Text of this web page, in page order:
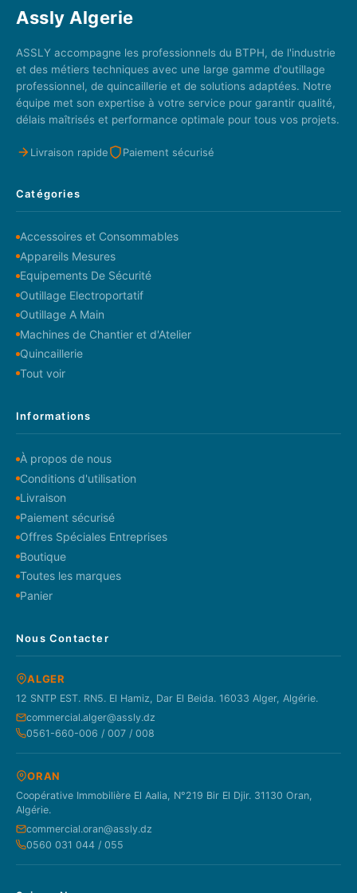
Assly Algerie
ASSLY accompagne les professionnels du BTPH, de l'industrie
et des métiers techniques avec une large gamme d'outillage
professionnel, de quincaillerie et de solutions adaptées. Notre
équipe met son expertise à votre service pour garantir qualité,
délais maîtrisés et performance optimale pour tous vos projets.
Livraison rapide Paiement sécurisé
Catégories
Accessoires et Consommables
Appareils Mesures
Equipements De Sécurité
Outillage Electroportatif
Outillage A Main
Machines de Chantier et d'Atelier
Quincaillerie
Tout voir
Informations
À propos de nous
Conditions d'utilisation
Livraison
Paiement sécurisé
Offres Spéciales Entreprises
Boutique
Toutes les marques
Panier
Nous Contacter
ALGER
12 SNTP EST. RN5. El Hamiz, Dar El Beida. 16033 Alger, Algérie.
commercial.alger@assly.dz
0561-660-006 / 007 / 008
ORAN
Coopérative Immobilière El Aalia, N°219 Bir El Djir. 31130 Oran,
Algérie.
commercial.oran@assly.dz
0560 031 044 / 055